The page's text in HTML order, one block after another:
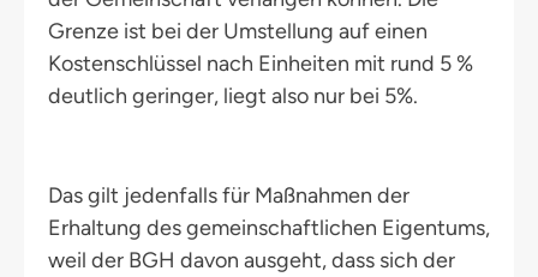
Grenze ist bei der Umstellung auf einen
Kostenschlüssel nach Einheiten mit rund 5 %
deutlich geringer, liegt also nur bei 5%.
Das gilt jedenfalls für Maßnahmen der
Erhaltung des gemeinschaftlichen Eigentums,
weil der BGH davon ausgeht, dass sich der